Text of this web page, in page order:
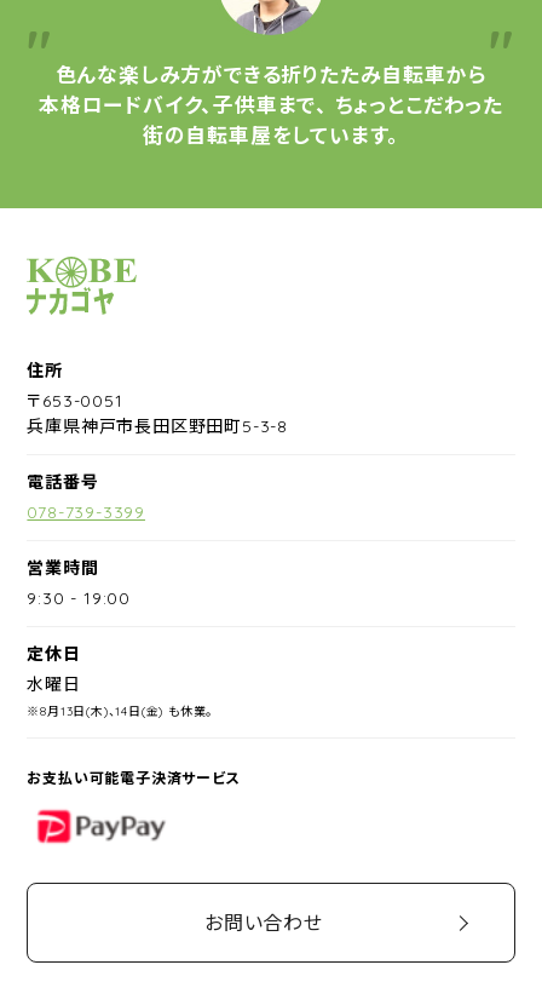
色んな楽しみ方ができる折りたたみ自転車から
本格ロードバイク、子供車まで、 ちょっとこだわった
街の自転車屋をしています。
サイクルショップナカゴヤ
住所
〒653-0051
兵庫県神戸市長田区野田町5-3-8
電話番号
078-739-3399
営業時間
9:30 -19:00
定休日
水曜日
※8月13日(木)、14日(金) も休業。
お支払い可能電子決済サービス
PayPay
お問い合わせ